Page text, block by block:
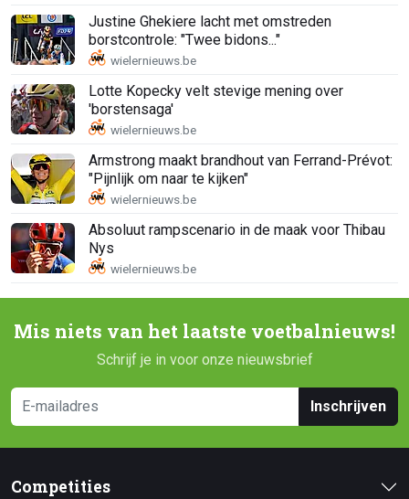
Justine Ghekiere lacht met omstreden
borstcontrole: "Twee bidons..."
Lotte Kopecky velt stevige mening over
'borstensaga'
Armstrong maakt brandhout van Ferrand-Prévot:
"Pijnlijk om naar te kijken"
Absoluut rampscenario in de maak voor Thibau
Nys
Mis niets van het laatste voetbalnieuws!
Schrijf je in voor onze nieuwsbrief
Inschrijven
Competities